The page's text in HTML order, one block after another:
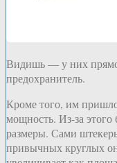
Видишь — у них
предохранитель.
Кроме того, им
мощность. Из-за
размеры. Сами
привычных круглых